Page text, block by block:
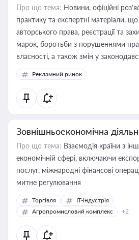
Про що тема: Новини, офіційні
практику та експертні матеріали,
авторського права, реєстрації та
марок, боротьби з порушеннями
власності, а також змін у
Рекламний ринок
Зовнішньоекономічна
Про що тема: Взаємодія країни з
економічній сфері, включаючи
послуг, міжнародні фінансові
митне регулювання
Торгівля
IT-індустрія
Агропромисловий комплекс
+2